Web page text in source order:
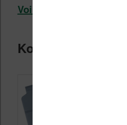
Voir la Kindle Scribe
Kobo Elipsa 2E